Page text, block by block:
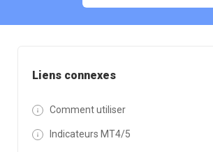
Liens connexes
Comment utiliser
Indicateurs MT4/5